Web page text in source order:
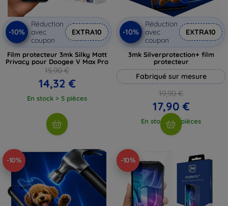
-10%
Réduction
avec
coupon
EXTRA10
Film protecteur 3mk Silky Matt
Privacy pour Doogee V Max Pro
15,90 €
14,32 €
En stock > 5 pièces
-10%
Réduction
avec
coupon
EXTRA10
3mk Silverprotection+ film
protecteur
Fabriqué sur mesure
19,90 €
17,90 €
En stock > 5 pièces
-10% -10%